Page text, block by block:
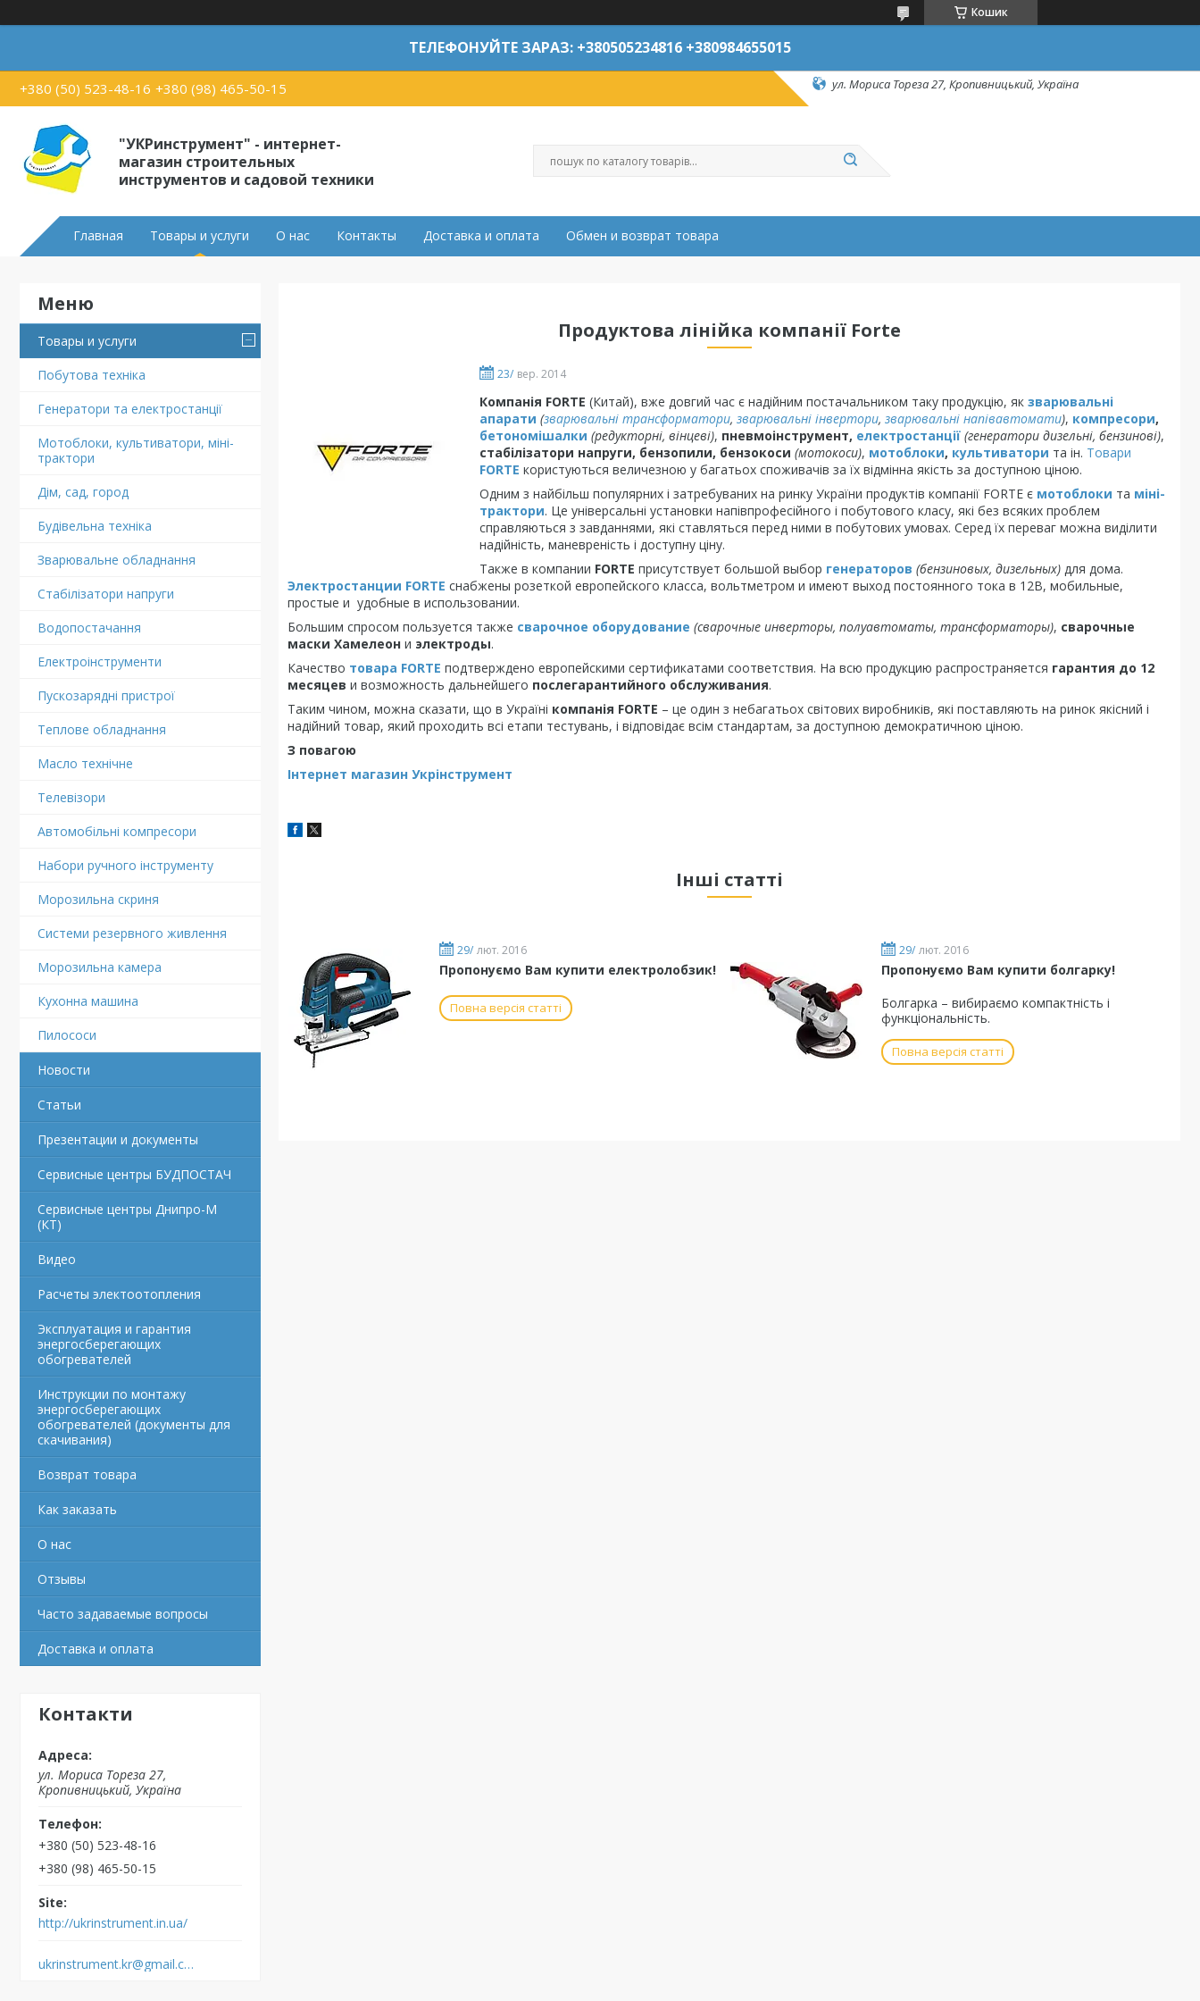
Кошик
ТЕЛЕФОНУЙТЕ ЗАРАЗ: +380505234816 +380984655015
+380 (50) 523-48-16 +380 (98) 465-50-15 ул. Мориса Тореза 27, Кропивницький, Україна
"УКРинструмент" - интернет-
магазин строительных
инструментов и садовой техники
Главная Товары и услуги О нас Контакты Доставка и оплата Обмен и возврат товара
Товары и услуги
Побутова техніка
Генератори та електростанції
Мотоблоки, культиватори, міні-
трактори
Дім, сад, город
Будівельна техніка
Зварювальне обладнання
Стабілізатори напруги
Водопостачання
Електроінструменти
Пускозарядні пристрої
Теплове обладнання
Масло технічне
Телевізори
Автомобільні компресори
Набори ручного інструменту
Морозильна скриня
Системи резервного живлення
Морозильна камера
Кухонна машина
Пилососи
Новости
Статьи
Презентации и документы
Сервисные центры БУДПОСТАЧ
Сервисные центры Днипро-М
(КТ)
Видео
Расчеты электоотопления
Эксплуатация и гарантия
энергосберегающих
обогревателей
Инструкции по монтажу
энергосберегающих
обогревателей (документы для
скачивания)
Возврат товара
Как заказать
О нас
Отзывы
Часто задаваемые вопросы
Доставка и оплата
Контакти
ул. Мориса Тореза 27,
Кропивницький, Україна
+380 (50) 523-48-16
+380 (98) 465-50-15
http://ukrinstrument.in.ua/
ukrinstrument.kr@gmail.com
Продуктова лінійка компанії Forte
23/ вер. 2014
Компанія FORTE (Китай), вже довгий час є надійним постачальником таку продукцію, як зварювальні
апарати (зварювальні трансформатори, зварювальні інвертори, зварювальні напівавтомати), компресори,
бетономішалки (редукторні, вінцеві), пневмоінструмент, електростанції (генератори дизельні, бензинові),
стабілізатори напруги, бензопили, бензокоси (мотокоси), мотоблоки, культиватори та ін. Товари
FORTE користуються величезною у багатьох споживачів за їх відмінна якість за доступною ціною.
Одним з найбільш популярних і затребуваних на ринку України продуктів компанії FORTE є мотоблоки та міні-
трактори. Це універсальні установки напівпрофесійного і побутового класу, які без всяких проблем
справляються з завданнями, які ставляться перед ними в побутових умовах. Серед їх переваг можна виділити
надійність, маневреність і доступну ціну.
Также в компании FORTE присутствует большой выбор генераторов (бензиновых, дизельных) для дома.
Электростанции FORTE снабжены розеткой европейского класса, вольтметром и имеют выход постоянного тока в 12В, мобильные,
простые и удобные в использовании.
Большим спросом пользуется также сварочное оборудование (сварочные инверторы, полуавтоматы, трансформаторы), сварочные
маски Хамелеон и электроды.
Качество товара FORTE подтверждено европейскими сертификатами соответствия. На всю продукцию распространяется гарантия до 12
месяцев и возможность дальнейшего послегарантийного обслуживания.
Таким чином, можна сказати, що в Україні компанія FORTE – це один з небагатьох світових виробників, які поставляють на ринок якісний і
надійний товар, який проходить всі етапи тестувань, і відповідає всім стандартам, за доступною демократичною ціною.
З повагою
Інтернет магазин Укрінструмент
Інші статті
29/ лют. 2016
Пропонуємо Вам купити електролобзик!
Повна версія статті
29/ лют. 2016
Пропонуємо Вам купити болгарку!
Болгарка – вибираємо компактність і
функціональність.
Повна версія статті